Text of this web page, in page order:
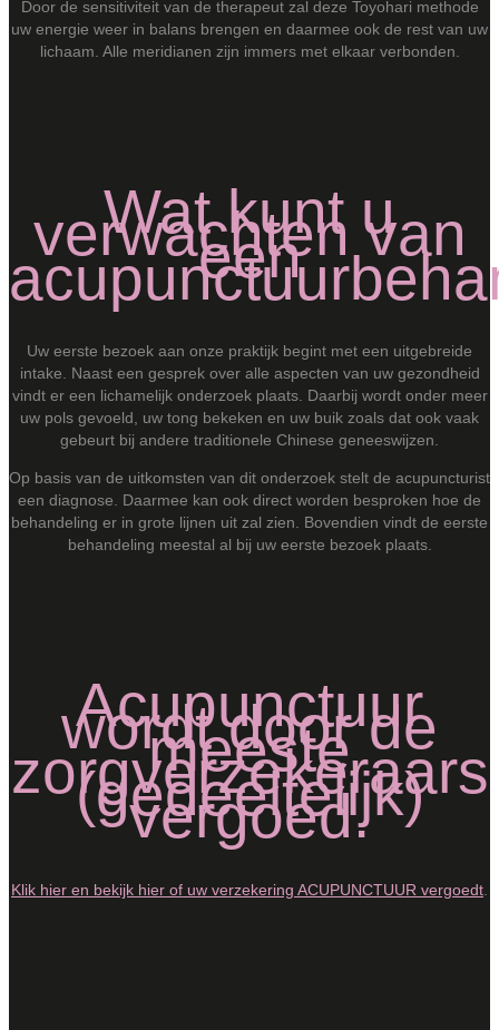
Door de sensitiviteit van de therapeut zal deze Toyohari methode
uw energie weer in balans brengen en daarmee ook de rest van uw
lichaam. Alle meridianen zijn immers met elkaar verbonden.
Wat kunt u
verwachten van
een
Uw eerste bezoek aan onze praktijk begint met een uitgebreide
intake. Naast een gesprek over alle aspecten van uw gezondheid
vindt er een lichamelijk onderzoek plaats. Daarbij wordt onder meer
uw pols gevoeld, uw tong bekeken en uw buik zoals dat ook vaak
gebeurt bij andere traditionele Chinese geneeswijzen.
Op basis van de uitkomsten van dit onderzoek stelt de acupuncturist
een diagnose. Daarmee kan ook direct worden besproken hoe de
behandeling er in grote lijnen uit zal zien. Bovendien vindt de eerste
behandeling meestal al bij uw eerste bezoek plaats.
Acupunctuur
wordt door de
meeste
zorgverzekeraars
(gedeeltelijk)
vergoed.
Klik hier en bekijk hier of uw verzekering ACUPUNCTUUR vergoedt